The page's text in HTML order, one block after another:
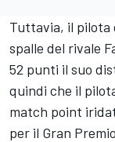
Tuttavia, il pilota
spalle del rivale
52 punti il suo
quindi che il
match point
per il Gran